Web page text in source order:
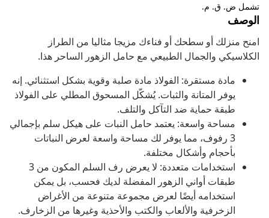
تشمل ض. ق. م.
الوصف
امنح منزلك أو سطحك أو فناءك مزيجا مثاليا من الطراز
الكلاسيكي والجمال الطبيعي مع حامل الزهور الساحر هذا.
مادة مستقرة: الفولاذ مادة صلبة وقوية بشكل استثنائي. إنه
يوفر المتانة والثبات. يُشكّل المسحوق المطلي على الفولاذ
طبقة حماية ضد التآكل والتلف.
مساحة واسعة: يعتمد حامل النبات على هيكل سلم بإجمالي
3 رفوف، مما يوفر لك مساحة واسعة لعرض النباتات
بأحجام وأشكال مختلفة.
استخدامات متعددة: لا يعرض رف السلم المكون من 3
طبقات أواني الزهور المفضلة لديك فحسب، بل يمكن
استخدامه أيضًا لعرض مجموعة متنوعة من الأغراض
الزخرفية والألعاب والكتب والأحذية وغيرها من الزخارف.